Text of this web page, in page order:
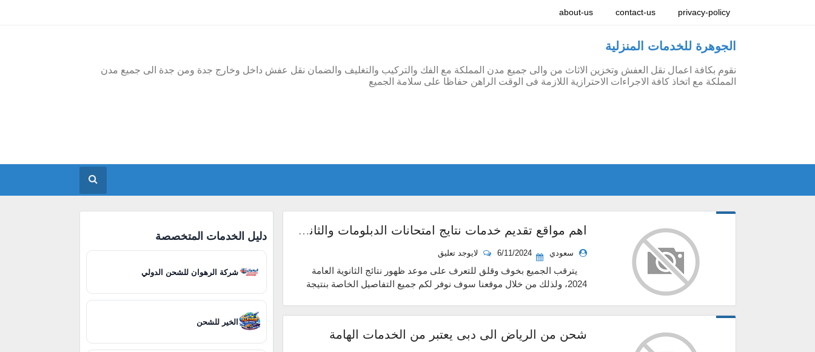
privacy-policy
contact-us
about-us
الجوهرة للخدمات المنزلية
نقوم بكافة اعمال نقل العفش وتخزين الاثاث من والى جميع مدن المملكة مع الفك والتركيب والتغليف والضمان نقل عفش داخل وخارج جدة ومن جدة الى جميع مدن
المملكة مع اتخاذ كافة الاجراءات الاحترازية اللازمة فى الوقت الراهن حفاظا على سلامة الجميع
اهم مواقع تقديم خدمات نتايج امتحانات الدبلومات والثانوية العامة
سعودي 6/11/2024 لايوجد تعليق
يترقب الجميع بخوف وقلق للتعرف على موعد ظهور نتائج الثانوية العامة
2024، ولذلك من خلال موقعنا سوف نوفر لكم جميع التفاصيل الخاصة بنتيجة
شحن من الرياض الى دبى يعتبر من الخدمات الهامة
دليل الخدمات المتخصصة
شركة الرهوان للشحن الدولي
الخير للشحن